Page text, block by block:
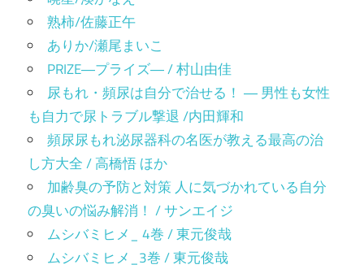
熟柿/佐藤正午
ありか/瀬尾まいこ
PRIZE―プライズ― / 村山由佳
尿もれ・頻尿は自分で治せる！ ― 男性も女性
も自力で尿トラブル撃退 /内田輝和
頻尿尿もれ泌尿器科の名医が教える最高の治
し方大全 / 高橋悟 ほか
加齢臭の予防と対策 人に気づかれている自分
の臭いの悩み解消！ / サンエイジ
ムシバミヒメ_ 4巻 / 東元俊哉
ムシバミヒメ_3巻 / 東元俊哉